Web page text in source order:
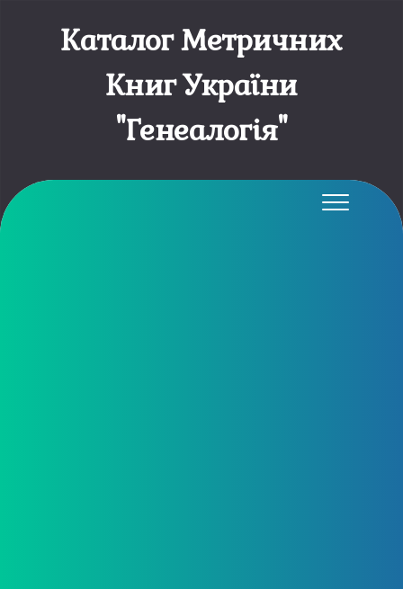
Каталог Метричних
Книг України
"Генеалогія"